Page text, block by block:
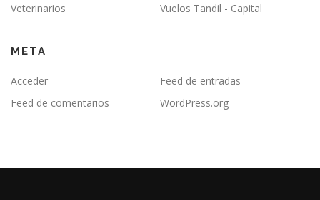
Veterinarios
Vuelos Tandil - Capital
META
Acceder
Feed de entradas
Feed de comentarios
WordPress.org